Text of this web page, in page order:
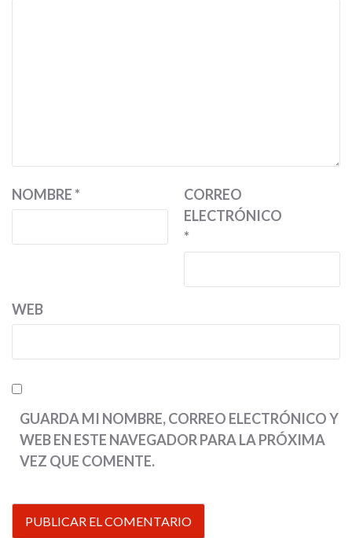
NOMBRE*
CORREO
ELECTRÓNICO
*
WEB
GUARDA MI NOMBRE, CORREO ELECTRÓNICO Y
WEB EN ESTE NAVEGADOR PARA LA PRÓXIMA
VEZ QUE COMENTE.